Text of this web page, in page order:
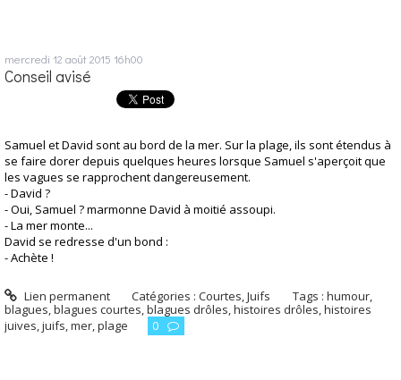
mercredi 12 août 2015 16h00
Conseil avisé
Samuel et David sont au bord de la mer. Sur la plage, ils sont étendus à
se faire dorer depuis quelques heures lorsque Samuel s'aperçoit que
les vagues se rapprochent dangereusement.
- David ?
- Oui, Samuel ? marmonne David à moitié assoupi.
- La mer monte...
David se redresse d'un bond :
- Achète !
Lien permanent Catégories :Courtes,Juifs Tags :humour,
blagues,blagues courtes,blagues drôles,histoires drôles,histoires
juives,juifs,mer,plage 0